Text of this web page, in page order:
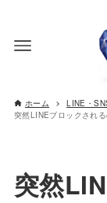
ホーム
LINE・
突然LINEブロックされ
突然